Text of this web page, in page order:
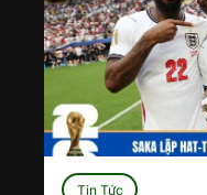
Tin Tức